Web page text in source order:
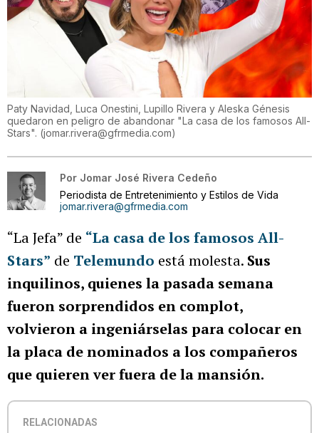
Paty Navidad, Luca Onestini, Lupillo Rivera y Aleska Génesis
quedaron en peligro de abandonar "La casa de los famosos All-
Stars". (jomar.rivera@gfrmedia.com)
Por Jomar José Rivera Cedeño
Periodista de Entretenimiento y Estilos de Vida
jomar.rivera@gfrmedia.com
“La Jefa” de “La casa de los famosos All-
Stars” de Telemundo está molesta. Sus
inquilinos, quienes la pasada semana
fueron sorprendidos en complot,
volvieron a ingeniárselas para colocar en
la placa de nominados a los compañeros
que quieren ver fuera de la mansión.
RELACIONADAS